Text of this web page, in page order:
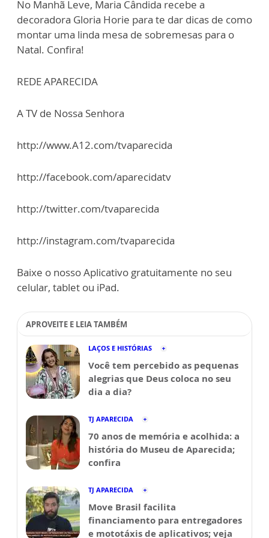
No Manhã Leve, Maria Cândida recebe a
decoradora Gloria Horie para te dar dicas de como
montar uma linda mesa de sobremesas para o
Natal. Confira!
REDE APARECIDA
A TV de Nossa Senhora
http://www.A12.com/tvaparecida
http://facebook.com/aparecidatv
http://twitter.com/tvaparecida
http://instagram.com/tvaparecida
Baixe o nosso Aplicativo gratuitamente no seu
celular, tablet ou iPad.
APROVEITE E LEIA TAMBÉM
LAÇOS E HISTÓRIAS
Você tem percebido as pequenas
alegrias que Deus coloca no seu
dia a dia?
TJ APARECIDA
70 anos de memória e acolhida: a
história do Museu de Aparecida;
confira
TJ APARECIDA
Move Brasil facilita
financiamento para entregadores
e mototáxis de aplicativos; veja